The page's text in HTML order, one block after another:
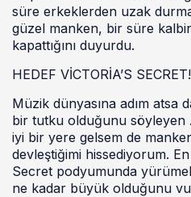
süre erkeklerden uzak
güzel manken, bir süre
kapattığını duyurdu.
HEDEF VİCTORİA’S SECRET!
Müzik dünyasına adım atsa
bir tutku olduğunu söyleyen
iyi bir yere gelsem de
devleştiğimi hissediyorum.
Secret podyumunda
ne kadar büyük olduğunu